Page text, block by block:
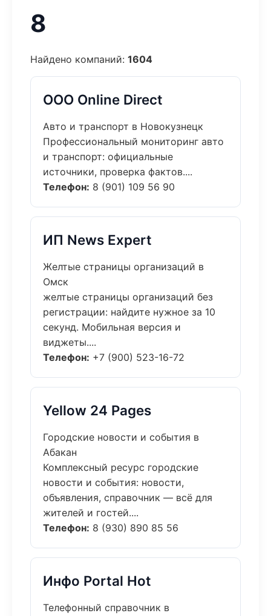
8
Найдено компаний: 1604
ООО Online Direct
Авто и транспорт в Новокузнецк
Профессиональный мониторинг авто
и транспорт: официальные
источники, проверка фактов....
Телефон: 8 (901) 109 56 90
ИП News Expert
Желтые страницы организаций в
Омск
желтые страницы организаций без
регистрации: найдите нужное за 10
секунд. Мобильная версия и
виджеты....
Телефон: +7 (900) 523-16-72
Yellow 24 Pages
Городские новости и события в
Абакан
Комплексный ресурс городские
новости и события: новости,
объявления, справочник — всё для
жителей и гостей....
Телефон: 8 (930) 890 85 56
Инфо Portal Hot
Телефонный справочник в